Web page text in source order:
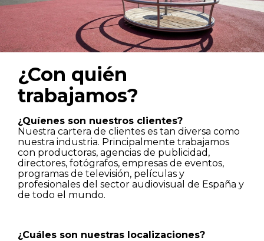
¿Con quién
trabajamos?
¿Quíenes son nuestros clientes?
Nuestra cartera de clientes es tan diversa como
nuestra industria. Principalmente trabajamos
con productoras, agencias de publicidad,
directores, fotógrafos, empresas de eventos,
programas de televisión, películas y
profesionales del sector audiovisual de España y
de todo el mundo.
¿Cuáles son nuestras localizaciones?